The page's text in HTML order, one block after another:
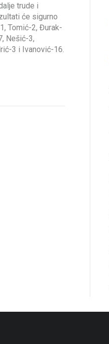
trude i
će sigurno
Tomić-2, Đurak-
Nešić-3,
3 i Ivanović-16.